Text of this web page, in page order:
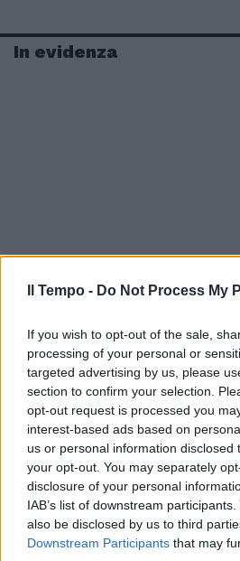
Il Tempo - Do Not Process My
If you wish to opt-out of the sale,
processing of your personal or
targeted advertising by us, please
section to confirm your selection.
opt-out request is processed you
interest-based ads based on
us or personal information disclosed
your opt-out. You may separately
disclosure of your personal
IAB’s list of downstream
also be disclosed by us to third
Downstream Participants that may
In evidenza